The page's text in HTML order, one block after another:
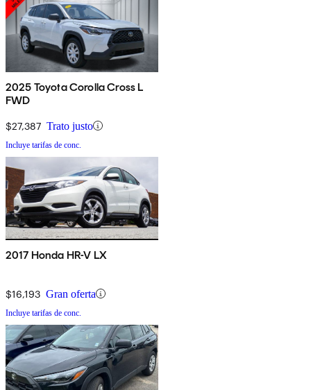
2025 Toyota Corolla Cross L
FWD
$27,387 Trato justo
Incluye tarifas de conc.
2017 Honda HR-V LX
$16,193 Gran oferta
Incluye tarifas de conc.